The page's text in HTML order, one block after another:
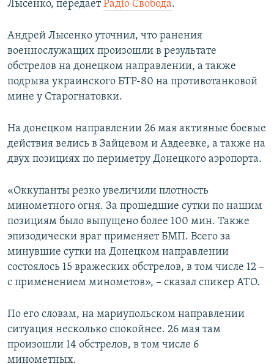
Лысенко, передаетРадіо Свобода.
Андрей Лысенко уточнил, что ранения
военнослужащих произошли в результате
обстрелов на донецком направлении, а также
подрыва украинского БТР-80 на противотанковой
мине у Старогнатовки.
На донецком направлении 26 мая активные боевые
действия велись в Зайцевом и Авдеевке, а также на
двух позициях по периметру Донецкого аэропорта.
«Оккупанты резко увеличили плотность
минометного огня. За прошедшие сутки по нашим
позициям было выпущено более 100 мин. Также
эпизодически враг применяет БМП. Всего за
минувшие сутки на Донецком направлении
состоялось 15 вражеских обстрелов, в том числе 12 –
с применением минометов», – сказал спикер АТО.
По его словам, на мариупольском направлении
ситуация несколько спокойнее. 26 мая там
произошли 14 обстрелов, в том числе 6
минометных.